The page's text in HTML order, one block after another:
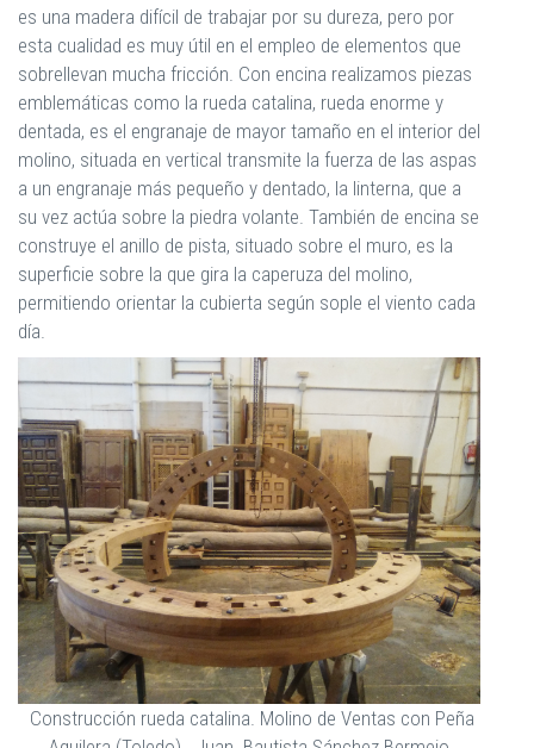
es una madera difícil de trabajar por su dureza, pero por
esta cualidad es muy útil en el empleo de elementos que
sobrellevan mucha fricción. Con encina realizamos piezas
emblemáticas como la rueda catalina, rueda enorme y
dentada, es el engranaje de mayor tamaño en el interior del
molino, situada en vertical transmite la fuerza de las aspas
a un engranaje más pequeño y dentado, la linterna, que a
su vez actúa sobre la piedra volante. También de encina se
construye el anillo de pista, situado sobre el muro, es la
superficie sobre la que gira la caperuza del molino,
permitiendo orientar la cubierta según sople el viento cada
día.
Construcción rueda catalina. Molino de Ventas con Peña